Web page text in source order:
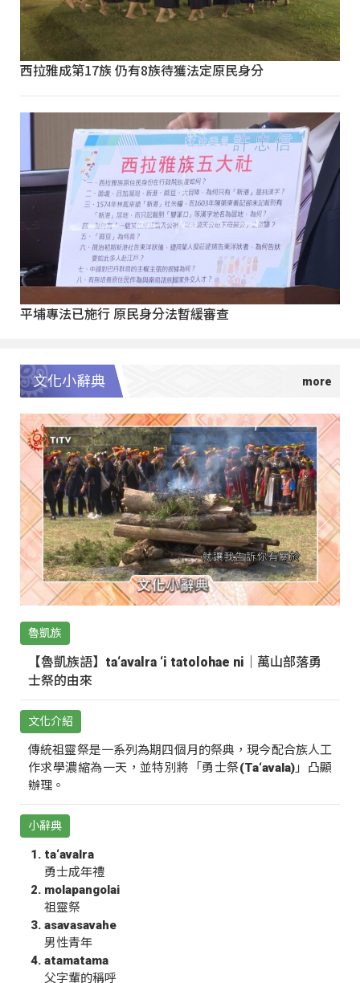
西拉雅成第17族 仍有8族待獲法定原民身分
平埔專法已施行 原民身分法暫緩審查
文化小辭典
魯凱族
【魯凱族語】ta‘avalra ‘i tatolohae ni｜萬山部落勇
士祭的由來
文化介紹
傳統祖靈祭是一系列為期四個月的祭典，現今配合族人工
作求學濃縮為一天，並特別將「勇士祭(Ta‘avala)」凸顯
辦理。
小辭典
ta‘avalra
勇士成年禮
molapangolai
祖靈祭
asavasavahe
男性青年
atamatama
父字輩的稱呼